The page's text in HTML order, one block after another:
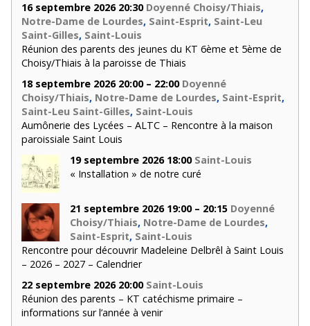
16 septembre 2026 20:30 Doyenné Choisy/Thiais,
Notre-Dame de Lourdes, Saint-Esprit, Saint-Leu
Saint-Gilles, Saint-Louis
Réunion des parents des jeunes du KT 6ème et 5ème de
Choisy/Thiais à la paroisse de Thiais
18 septembre 2026 20:00 – 22:00 Doyenné
Choisy/Thiais, Notre-Dame de Lourdes, Saint-Esprit,
Saint-Leu Saint-Gilles, Saint-Louis
Aumônerie des Lycées – ALTC – Rencontre à la maison
paroissiale Saint Louis
19 septembre 2026 18:00 Saint-Louis
« Installation » de notre curé
21 septembre 2026 19:00 – 20:15 Doyenné
Choisy/Thiais, Notre-Dame de Lourdes,
Saint-Esprit, Saint-Louis
Rencontre pour découvrir Madeleine Delbrêl à Saint Louis
– 2026 – 2027 – Calendrier
22 septembre 2026 20:00 Saint-Louis
Réunion des parents – KT catéchisme primaire –
informations sur l’année à venir